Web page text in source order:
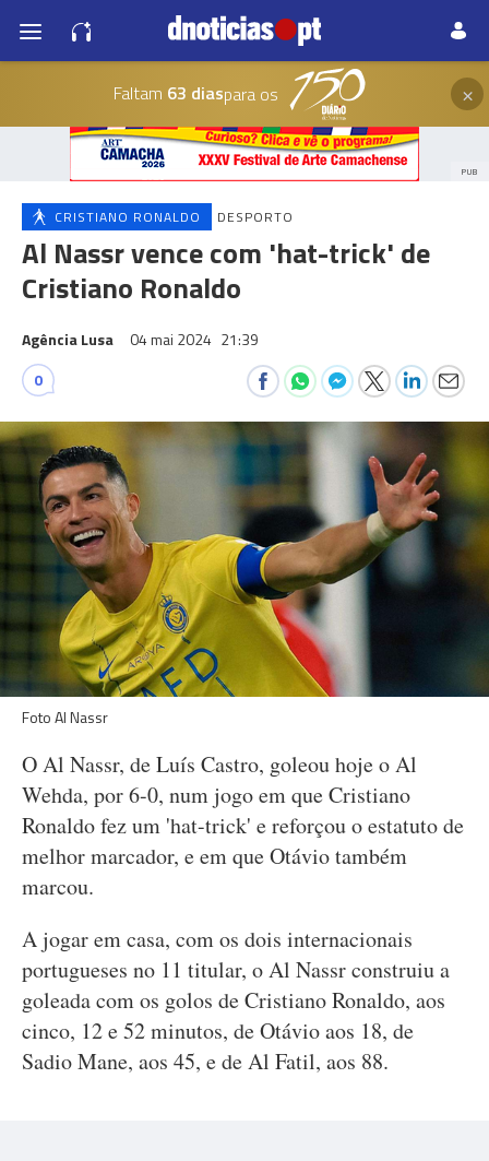
Faltam 63 diaspara os ×
PUB
CRISTIANO RONALDO DESPORTO
Al Nassr vence com 'hat-trick' de
Cristiano Ronaldo
Agência Lusa 04 mai 2024 21:39
0
Foto Al Nassr
O Al Nassr, de Luís Castro, goleou hoje o Al
Wehda, por 6-0, num jogo em que Cristiano
Ronaldo fez um 'hat-trick' e reforçou o estatuto de
melhor marcador, e em que Otávio também
marcou.
A jogar em casa, com os dois internacionais
portugueses no 11 titular, o Al Nassr construiu a
goleada com os golos de Cristiano Ronaldo, aos
cinco, 12 e 52 minutos, de Otávio aos 18, de
Sadio Mane, aos 45, e de Al Fatil, aos 88.